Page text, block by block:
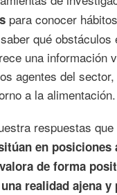
para conocer
qué
una información
agentes del
a la alimentación.
respuestas
en
de forma
realidad ajena y